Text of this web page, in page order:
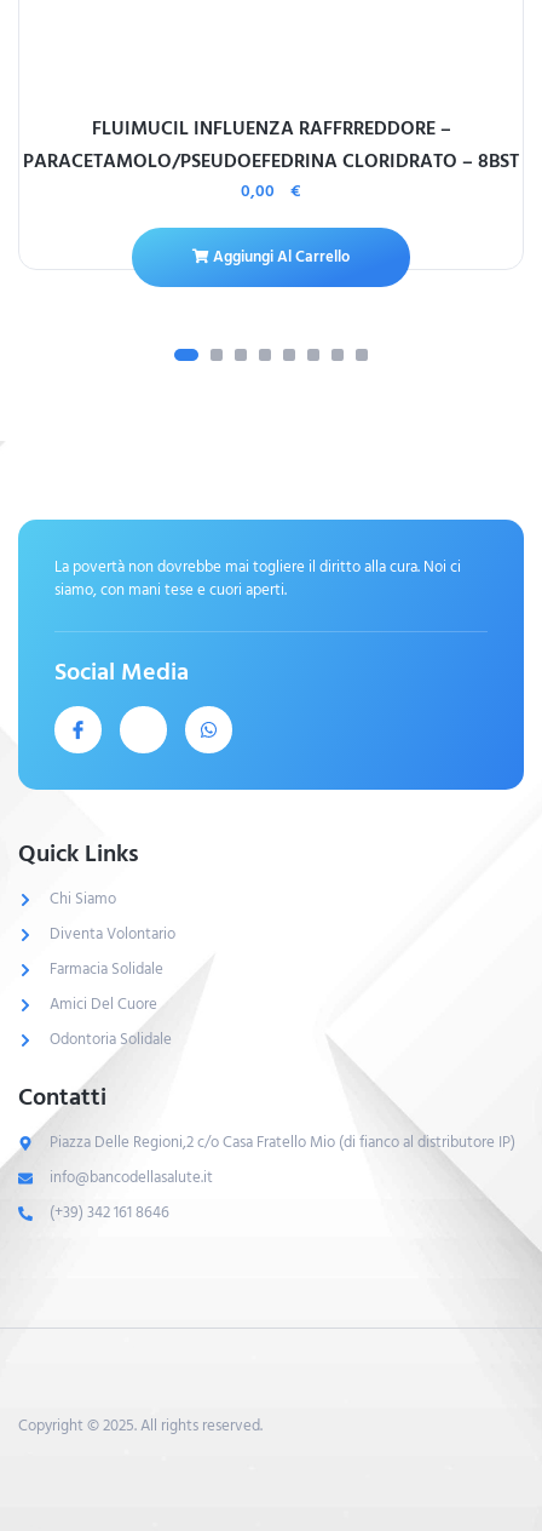
FLUIMUCIL INFLUENZA RAFFRREDDORE –
PARACETAMOLO/PSEUDOEFEDRINA CLORIDRATO – 8BST
0,00 €
Aggiungi Al Carrello
La povertà non dovrebbe mai togliere il diritto alla cura. Noi ci
siamo, con mani tese e cuori aperti.
Social Media
Quick Links
Chi Siamo
Diventa Volontario
Farmacia Solidale
Amici Del Cuore
Odontoria Solidale
Contatti
Piazza Delle Regioni,2 c/o Casa Fratello Mio (di fianco al distributore IP)
info@bancodellasalute.it
(+39) 342 161 8646
Copyright © 2025. All rights reserved.